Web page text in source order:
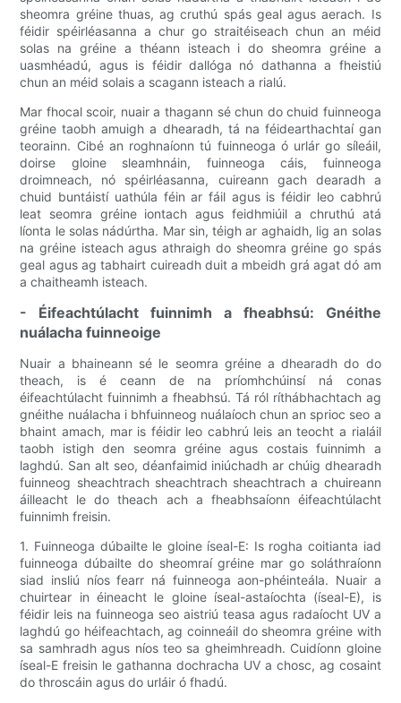
sheomra gréine thuas, ag cruthú spás geal agus aerach. Is
féidir spéirléasanna a chur go straitéiseach chun an méid
solas na gréine a théann isteach i do sheomra gréine a
uasmhéadú, agus is féidir dallóga nó dathanna a fheistiú
chun an méid solais a scagann isteach a rialú.
Mar fhocal scoir, nuair a thagann sé chun do chuid fuinneoga
gréine taobh amuigh a dhearadh, tá na féidearthachtaí gan
teorainn. Cibé an roghnaíonn tú fuinneoga ó urlár go síleáil,
doirse gloine sleamhnáin, fuinneoga cáis, fuinneoga
droimneach, nó spéirléasanna, cuireann gach dearadh a
chuid buntáistí uathúla féin ar fáil agus is féidir leo cabhrú
leat seomra gréine iontach agus feidhmiúil a chruthú atá
líonta le solas nádúrtha. Mar sin, téigh ar aghaidh, lig an solas
na gréine isteach agus athraigh do sheomra gréine go spás
geal agus ag tabhairt cuireadh duit a mbeidh grá agat dó am
a chaitheamh isteach.
- Éifeachtúlacht fuinnimh a fheabhsú: Gnéithe
nuálacha fuinneoige
Nuair a bhaineann sé le seomra gréine a dhearadh do do
theach, is é ceann de na príomhchúinsí ná conas
éifeachtúlacht fuinnimh a fheabhsú. Tá ról ríthábhachtach ag
gnéithe nuálacha i bhfuinneog nuálaíoch chun an sprioc seo a
bhaint amach, mar is féidir leo cabhrú leis an teocht a rialáil
taobh istigh den seomra gréine agus costais fuinnimh a
laghdú. San alt seo, déanfaimid iniúchadh ar chúig dhearadh
fuinneog sheachtrach sheachtrach sheachtrach a chuireann
áilleacht le do theach ach a fheabhsaíonn éifeachtúlacht
fuinnimh freisin.
1. Fuinneoga dúbailte le gloine íseal-E: Is rogha coitianta iad
fuinneoga dúbailte do sheomraí gréine mar go soláthraíonn
siad insliú níos fearr ná fuinneoga aon-phéinteála. Nuair a
chuirtear in éineacht le gloine íseal-astaíochta (íseal-E), is
féidir leis na fuinneoga seo aistriú teasa agus radaíocht UV a
laghdú go héifeachtach, ag coinneáil do sheomra gréine with
sa samhradh agus níos teo sa gheimhreadh. Cuidíonn gloine
íseal-E freisin le gathanna dochracha UV a chosc, ag cosaint
do throscáin agus do urláir ó fhadú.